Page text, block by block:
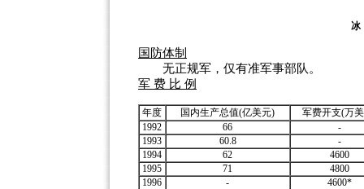
国防体制
无正规军，仅有准军事部队。
军 费 比 例
年度 国内生产总值(亿美元)
军费开支(万
1992
66
-
1993
60.8
-
1994
62
4600
1995
71
4800
1996
- 4600*